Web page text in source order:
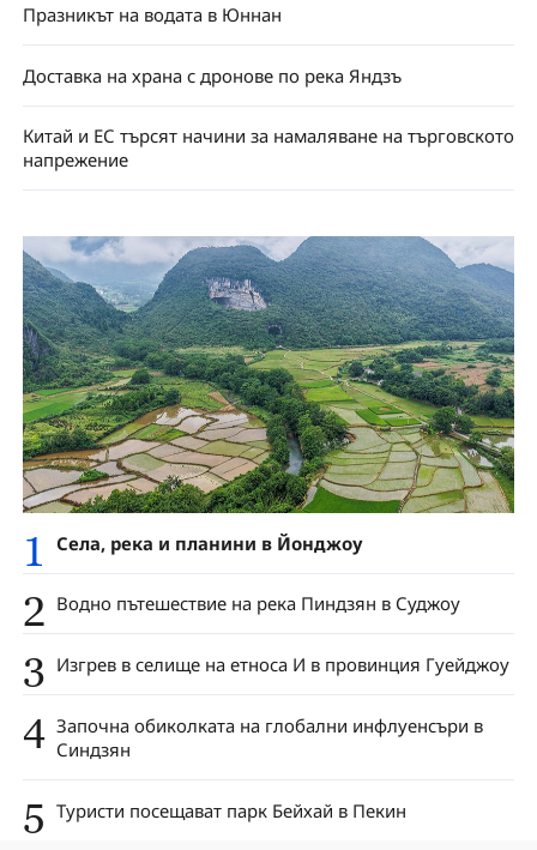
Празникът на водата в Юннан
Доставка на храна с дронове по река Яндзъ
Китай и ЕС търсят начини за намаляване на търговското
напрежение
1 Села, река и планини в Йонджоу
2 Водно пътешествие на река Пиндзян в Суджоу
3 Изгрев в селище на етноса И в провинция Гуейджоу
4 Започна обиколката на глобални инфлуенсъри в
Синдзян
5 Туристи посещават парк Бейхай в Пекин